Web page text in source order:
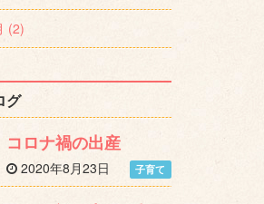
(2)
グ
コロナ禍の出産
2020年8月23日 子育て